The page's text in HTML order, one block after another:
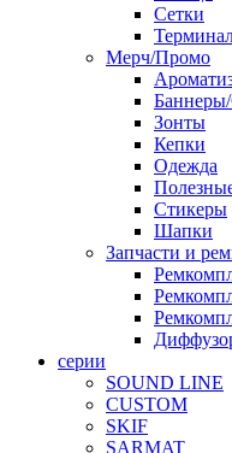
Сетки
Мерч/Промо
Зонты
Кепки
Одежда
Стикеры
Шапки
Запчасти и
серии
SOUND LINE
CUSTOM
SKIF
SARMAT